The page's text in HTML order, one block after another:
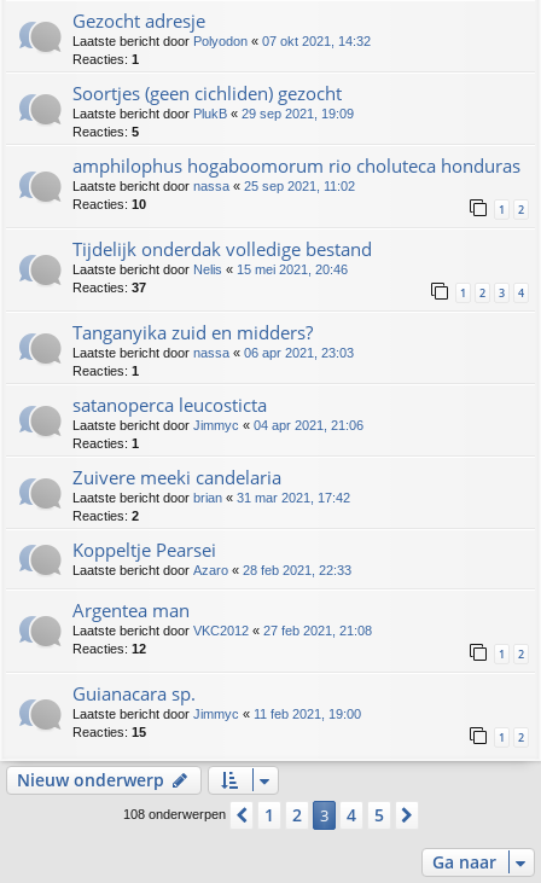
Gezocht adresje
Laatste bericht door Polyodon « 07 okt 2021, 14:32
Reacties: 1
Soortjes (geen cichliden) gezocht
Laatste bericht door PlukB « 29 sep 2021, 19:09
Reacties: 5
amphilophus hogaboomorum rio choluteca honduras
Laatste bericht door nassa « 25 sep 2021, 11:02
Reacties: 10 1 2
Tijdelijk onderdak volledige bestand
Laatste bericht door Nelis « 15 mei 2021, 20:46
Reacties: 37 1 2 3 4
Tanganyika zuid en midders?
Laatste bericht door nassa « 06 apr 2021, 23:03
Reacties: 1
satanoperca leucosticta
Laatste bericht door Jimmyc « 04 apr 2021, 21:06
Reacties: 1
Zuivere meeki candelaria
Laatste bericht door brian « 31 mar 2021, 17:42
Reacties: 2
Koppeltje Pearsei
Laatste bericht door Azaro « 28 feb 2021, 22:33
Argentea man
Laatste bericht door VKC2012 « 27 feb 2021, 21:08
Reacties: 12 1 2
Guianacara sp.
Laatste bericht door Jimmyc « 11 feb 2021, 19:00
Reacties: 15 1 2
Nieuw onderwerp
108 onderwerpen Vorige
1 2 3 4 5
Ga naar